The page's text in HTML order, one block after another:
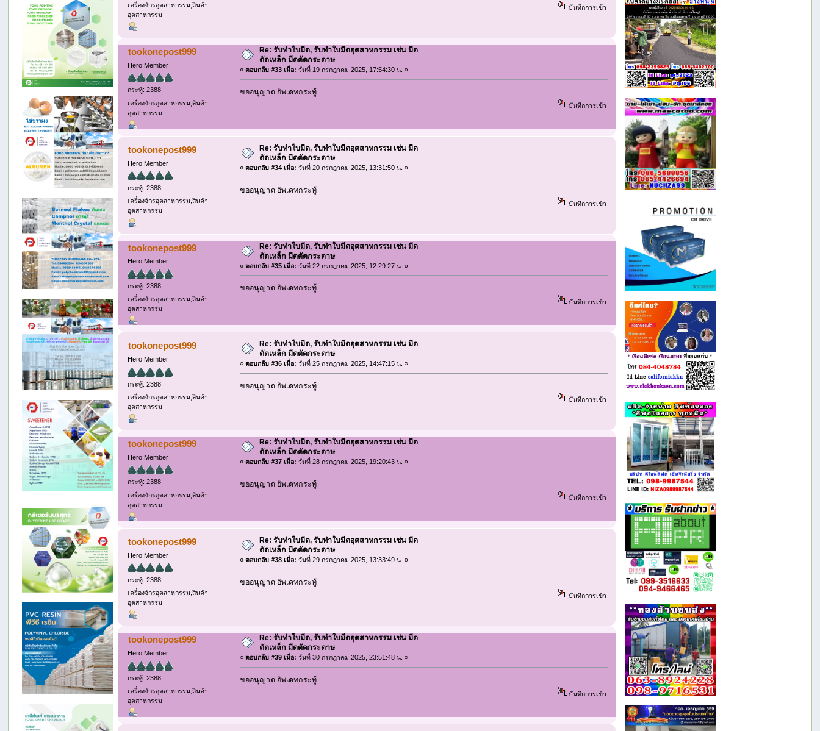
เครื่องจักรอุตสาหกรรม,สินค้า
อุตสาหกรรม
บันทึกการเข้า
tookonepost999
Hero Member
กระทู้: 2388
เครื่องจักรอุตสาหกรรม,สินค้า
อุตสาหกรรม
Re: รับทำใบมีด, รับทำใบมีดอุตสาหกรรม เช่น มีด
ตัดเหล็ก มีดตัดกระดาษ
«ตอบกลับ #33 เมื่อ: วันที่ 19 กรกฎาคม 2025, 17:54:30 น. »
ขออนุญาต อัพเดทกระทู้
บันทึกการเข้า
tookonepost999
Hero Member
กระทู้: 2388
เครื่องจักรอุตสาหกรรม,สินค้า
อุตสาหกรรม
Re: รับทำใบมีด, รับทำใบมีดอุตสาหกรรม เช่น มีด
ตัดเหล็ก มีดตัดกระดาษ
«ตอบกลับ #34 เมื่อ: วันที่ 20 กรกฎาคม 2025, 13:31:50 น. »
ขออนุญาต อัพเดทกระทู้
บันทึกการเข้า
tookonepost999
Hero Member
กระทู้: 2388
เครื่องจักรอุตสาหกรรม,สินค้า
อุตสาหกรรม
Re: รับทำใบมีด, รับทำใบมีดอุตสาหกรรม เช่น มีด
ตัดเหล็ก มีดตัดกระดาษ
«ตอบกลับ #35 เมื่อ: วันที่ 22 กรกฎาคม 2025, 12:29:27 น. »
ขออนุญาต อัพเดทกระทู้
บันทึกการเข้า
tookonepost999
Hero Member
กระทู้: 2388
เครื่องจักรอุตสาหกรรม,สินค้า
อุตสาหกรรม
Re: รับทำใบมีด, รับทำใบมีดอุตสาหกรรม เช่น มีด
ตัดเหล็ก มีดตัดกระดาษ
«ตอบกลับ #36 เมื่อ: วันที่ 25 กรกฎาคม 2025, 14:47:15 น. »
ขออนุญาต อัพเดทกระทู้
บันทึกการเข้า
tookonepost999
Hero Member
กระทู้: 2388
เครื่องจักรอุตสาหกรรม,สินค้า
อุตสาหกรรม
Re: รับทำใบมีด, รับทำใบมีดอุตสาหกรรม เช่น มีด
ตัดเหล็ก มีดตัดกระดาษ
«ตอบกลับ #37 เมื่อ: วันที่ 28 กรกฎาคม 2025, 19:20:43 น. »
ขออนุญาต อัพเดทกระทู้
บันทึกการเข้า
tookonepost999
Hero Member
กระทู้: 2388
เครื่องจักรอุตสาหกรรม,สินค้า
อุตสาหกรรม
Re: รับทำใบมีด, รับทำใบมีดอุตสาหกรรม เช่น มีด
ตัดเหล็ก มีดตัดกระดาษ
«ตอบกลับ #38 เมื่อ: วันที่ 29 กรกฎาคม 2025, 13:33:49 น. »
ขออนุญาต อัพเดทกระทู้
บันทึกการเข้า
tookonepost999
Hero Member
กระทู้: 2388
เครื่องจักรอุตสาหกรรม,สินค้า
อุตสาหกรรม
Re: รับทำใบมีด, รับทำใบมีดอุตสาหกรรม เช่น มีด
ตัดเหล็ก มีดตัดกระดาษ
«ตอบกลับ #39 เมื่อ: วันที่ 30 กรกฎาคม 2025, 23:51:48 น. »
ขออนุญาต อัพเดทกระทู้
บันทึกการเข้า